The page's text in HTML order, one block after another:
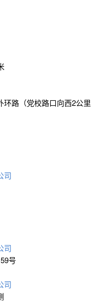
路（党校路口向西2公里
司
司
号
司